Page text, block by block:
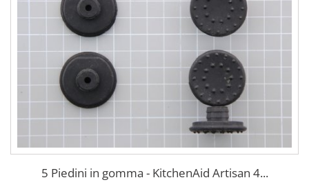
5 Piedini in gomma - KitchenAid Artisan 4...